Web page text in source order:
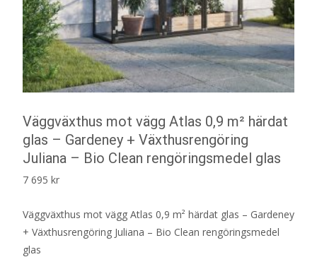
Väggväxthus mot vägg Atlas 0,9 m² härdat
glas – Gardeney + Växthusrengöring
Juliana – Bio Clean rengöringsmedel glas
7 695 kr
Väggväxthus mot vägg Atlas 0,9 m² härdat glas – Gardeney
+ Växthusrengöring Juliana – Bio Clean rengöringsmedel
glas